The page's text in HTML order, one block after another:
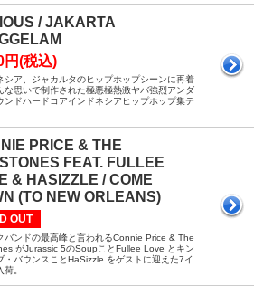
/ JAKARTA
円(税込)
シア、ジャカルタのヒップホップシーンに再着
な思いで制作された極悪極熱激ヤバ強烈アンダ
ンドハードコアインドネシアヒップホップ集テ
PRICE & THE
FEAT. FULLEE
& HASIZZLE / COME
(TO NEW ORLEANS)
OUT
バンドの最高峰と言われるConnie Price & The
がJurassic 5のSoupことFullee Love とキン
・バウンスことHaSizzle をゲストに迎えた7イ
荷。